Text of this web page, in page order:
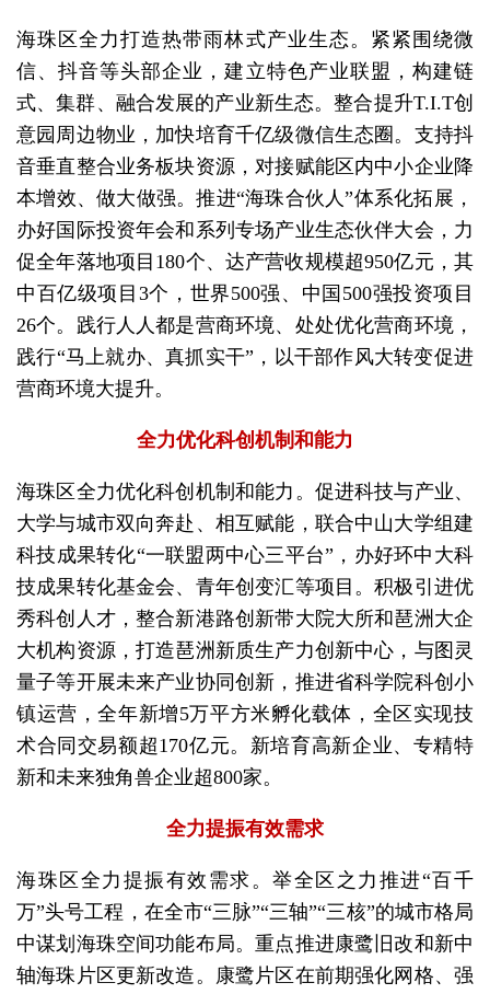
海珠区全力打造热带雨林式产业生态。紧紧围绕微
信、抖音等头部企业，建立特色产业联盟，构建链
式、集群、融合发展的产业新生态。整合提升T.I.T创
意园周边物业，加快培育千亿级微信生态圈。支持抖
音垂直整合业务板块资源，对接赋能区内中小企业降
本增效、做大做强。推进“海珠合伙人”体系化拓展，
办好国际投资年会和系列专场产业生态伙伴大会，力
促全年落地项目180个、达产营收规模超950亿元，其
中百亿级项目3个，世界500强、中国500强投资项目
26个。践行人人都是营商环境、处处优化营商环境，
践行“马上就办、真抓实干”，以干部作风大转变促进
营商环境大提升。
全力优化科创机制和能力
海珠区全力优化科创机制和能力。促进科技与产业、
大学与城市双向奔赴、相互赋能，联合中山大学组建
科技成果转化“一联盟两中心三平台”，办好环中大科
技成果转化基金会、青年创变汇等项目。积极引进优
秀科创人才，整合新港路创新带大院大所和琶洲大企
大机构资源，打造琶洲新质生产力创新中心，与图灵
量子等开展未来产业协同创新，推进省科学院科创小
镇运营，全年新增5万平方米孵化载体，全区实现技
术合同交易额超170亿元。新培育高新企业、专精特
新和未来独角兽企业超800家。
全力提振有效需求
海珠区全力提振有效需求。举全区之力推进“百千
万”头号工程，在全市“三脉”“三轴”“三核”的城市格局
中谋划海珠空间功能布局。重点推进康鹭旧改和新中
轴海珠片区更新改造。康鹭片区在前期强化网格、强